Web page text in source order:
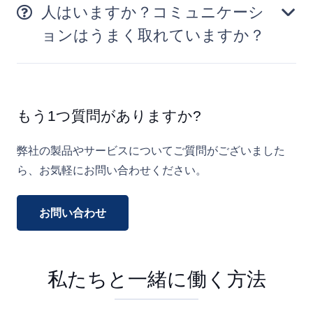
人はいますか？コミュニケーシ
ョンはうまく取れていますか？
もう1つ質問がありますか?
弊社の製品やサービスについてご質問がございました
ら、お気軽にお問い合わせください。
お問い合わせ
私たちと一緒に働く方法